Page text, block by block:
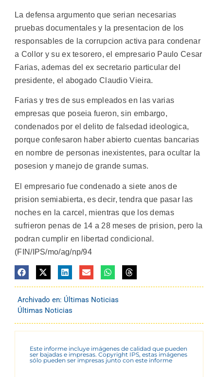
La defensa argumento que serian necesarias
pruebas documentales y la presentacion de los
responsables de la corrupcion activa para condenar
a Collor y su ex tesorero, el empresario Paulo Cesar
Farias, ademas del ex secretario particular del
presidente, el abogado Claudio Vieira.
Farias y tres de sus empleados en las varias
empresas que poseia fueron, sin embargo,
condenados por el delito de falsedad ideologica,
porque confesaron haber abierto cuentas bancarias
en nombre de personas inexistentes, para ocultar la
posesion y manejo de grande sumas.
El empresario fue condenado a siete anos de
prision semiabierta, es decir, tendra que pasar las
noches en la carcel, mientras que los demas
sufrieron penas de 14 a 28 meses de prision, pero la
podran cumplir en libertad condicional.
(FIN/IPS/mo/ag/np/94
Archivado en: Últimas Noticias
Últimas Noticias
Este informe incluye imágenes de calidad que pueden
ser bajadas e impresas. Copyright IPS, estas imágenes
sólo pueden ser impresas junto con este informe